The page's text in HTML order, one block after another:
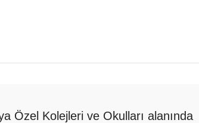
Özel Kolejleri ve Okulları alanında